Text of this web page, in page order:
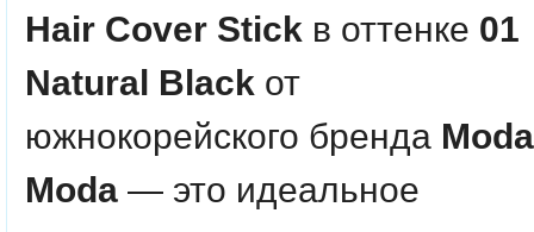
Hair Cover Stick в оттенке 01
Natural Black от
южнокорейского бренда Moda
Moda — это идеальное